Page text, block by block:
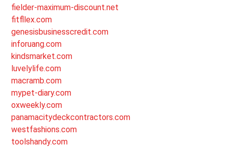
fielder-maximum-discount.net
fitfllex.com
genesisbusinesscredit.com
inforuang.com
kindsmarket.com
luvelylife.com
macramb.com
mypet-diary.com
oxweekly.com
panamacitydeckcontractors.com
westfashions.com
toolshandy.com